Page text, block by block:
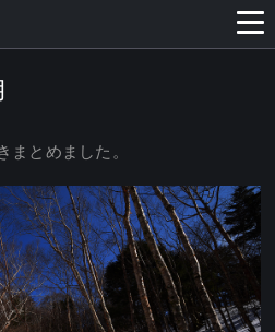
とめました。